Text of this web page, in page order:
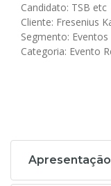
Candidato: TSB etc
Cliente: Fresenius
Segmento: Eventos
Categoria: Evento
Apresentação